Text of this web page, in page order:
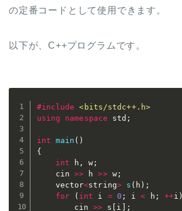
の定番コードとして使用できます。
以下が、C++プログラムです。
#include
<bits/stdc++.h>
using
namespace std ;
int main ( )
{
int h , w ;
	cin
>> h >> w;
	vector
<string> s ( h ) ;
for
( int i = 0 ; i < h ; ++i )
		cin
>> s i ;